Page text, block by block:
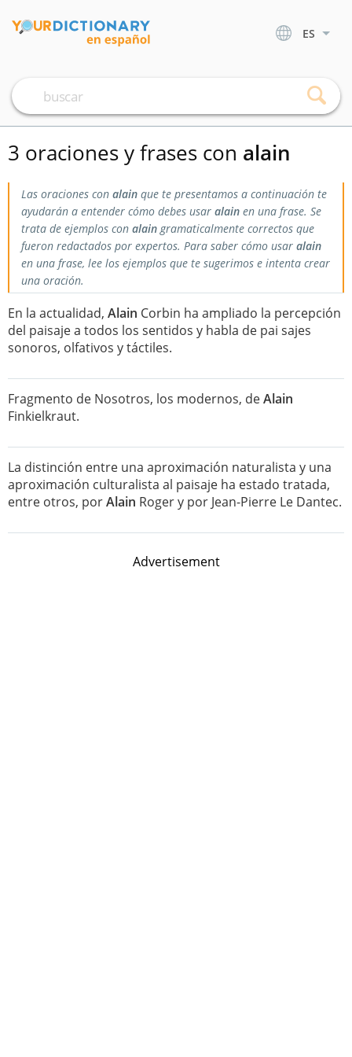
ES
3 oraciones y frases con alain
Las oraciones con alain que te presentamos a continuación te
ayudarán a entender cómo debes usar alain en una frase. Se
trata de ejemplos con alaingramaticalmente correctos que
fueron redactados por expertos. Para saber cómo usar alain
en una frase, lee los ejemplos que te sugerimos e intenta crear
una oración.
En la actualidad, Alain Corbin ha ampliado la percepción
del paisaje a todos los sentidos y habla de pai sajes
sonoros, olfativos y táctiles.
Fragmento de Nosotros, los modernos, deAlain
Finkielkraut.
La distinción entre una aproximación naturalista y una
aproximación culturalista al paisaje ha estado tratada,
entre otros, porAlain Roger y por Jean-Pierre Le Dantec.
Advertisement